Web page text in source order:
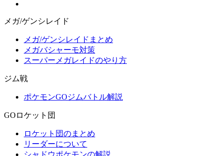
メガ/ゲンシレイド
メガ/ゲンシレイドまとめ
メガバシャーモ対策
スーパーメガレイドのやり方
ジム戦
ポケモンGOジムバトル解説
GOロケット団
ロケット団のまとめ
リーダーについて
シャドウポケモンの解説